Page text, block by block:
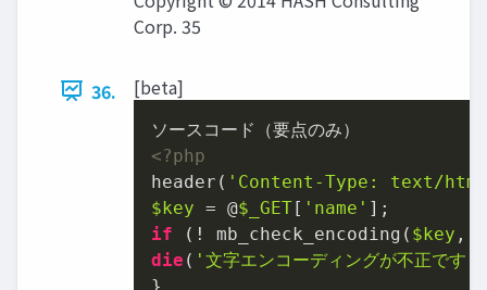
Corp. 35
36. [beta]
<?php
header( 'Content-Type: text/
$key = @$_GET[ 'name'
if (! mb_check_encoding( $key ,
die ( '文字エンコーディングが不正です'